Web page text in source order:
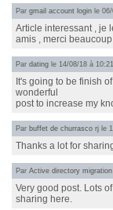
Par gmail account login le
Article interessant , je
amis , merci beaucoup
Par dating le 14/08/18 à 10:21
It's going to be finish
wonderful
post to increase my
Par buffet de churrasco rj le
Thanks a lot for
Par Active directory migration
Very good post. Lots
sharing here.